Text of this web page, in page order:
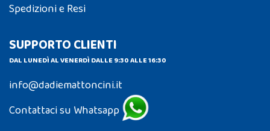
Spedizioni e Resi
SUPPORTO CLIENTI
DAL LUNEDÌ AL VENERDÌ DALLE 9:30 ALLE 16:30
info@dadiemattoncini.it
Contattaci su Whatsapp